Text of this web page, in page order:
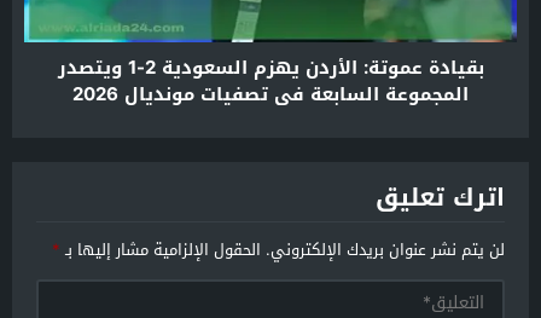
بقيادة عموتة: الأردن يهزم السعودية 2-1 ويتصدر
المجموعة السابعة في تصفيات مونديال 2026
اترك تعليق
لن يتم نشر عنوان بريدك الإلكتروني. الحقول الإلزامية مشار إليها بـ*